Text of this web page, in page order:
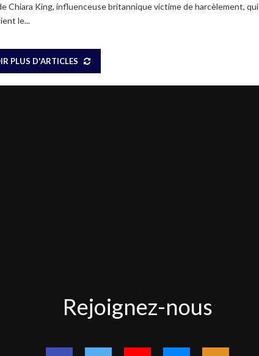
Chiara King, influenceuse britannique victime de harcèlement, qui
le...
PLUS D'ARTICLES
nous
Rejoignez-nous